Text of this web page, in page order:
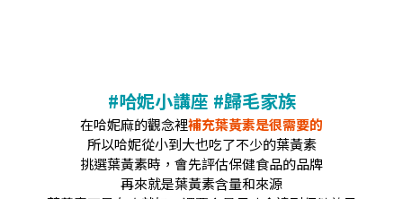
#哈妮小講座 #歸毛家族
在哈妮麻的觀念裡補充葉黃素是很需要的
所以哈妮從小到大也吃了不少的葉黃素
挑選葉黃素時，會先評估保健食品的品牌
再來就是葉黃素含量和來源